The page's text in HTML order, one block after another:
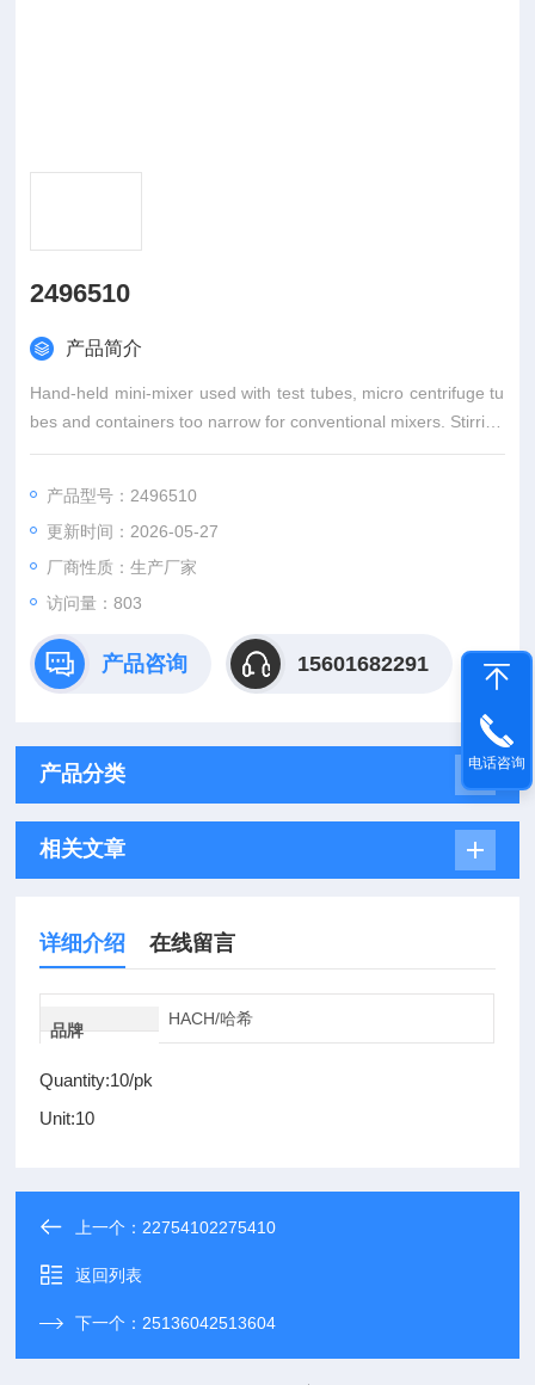
2496510
产品简介
Hand-held mini-mixer used with test tubes, micro centrifuge tu
bes and containers too narrow for conventional mixers. Stirring
rod flares out for use in larger spaces. Clear vinyl carrying cas
产品型号：2496510
更新时间：2026-05-27
厂商性质：生产厂家
访问量：803
产品咨询 15601682291
产品分类
相关文章
详细介绍 在线留言
品牌
HACH/哈希
Quantity:10/pk
Unit:10
上一个： 22754102275410
返回列表
下一个： 25136042513604
电话咨询